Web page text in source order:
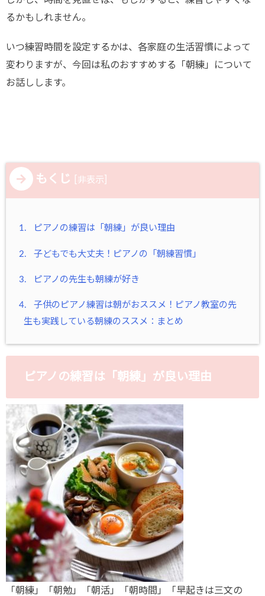
るかもしれません。
いつ練習時間を設定するかは、各家庭の生活習慣によって
変わりますが、今回は私のおすすめする「朝練」について
お話しします。
もくじ 非表示
1. ピアノの練習は「朝練」が良い理由
2. 子どもでも大丈夫！ピアノの「朝練習慣」
3. ピアノの先生も朝練が好き
4.
子供のピアノ練習は朝がおススメ！ピアノ教室の先
生も実践している朝練のススメ：まとめ
ピアノの練習は「朝練」が良い理由
「朝練」「朝勉」「朝活」「朝時間」「早起きは三文の